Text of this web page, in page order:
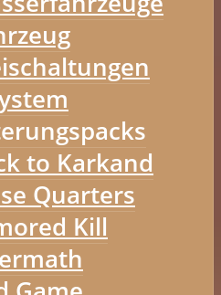
to Karkand
Quarters
Kill